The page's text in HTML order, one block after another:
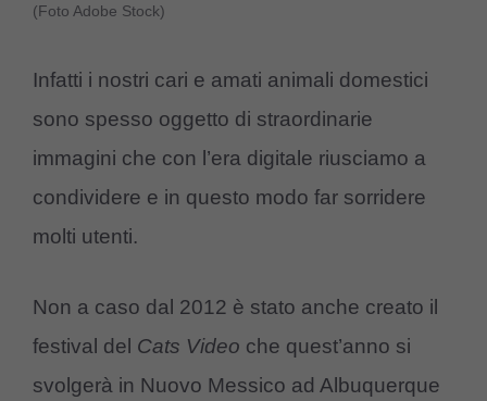
(Foto Adobe Stock)
Infatti i nostri cari e amati animali domestici
sono spesso oggetto di straordinarie
immagini che con l’era digitale riusciamo a
condividere e in questo modo far sorridere
molti utenti.
Non a caso dal 2012 è stato anche creato il
festival del Cats Video che quest’anno si
svolgerà in Nuovo Messico ad Albuquerque